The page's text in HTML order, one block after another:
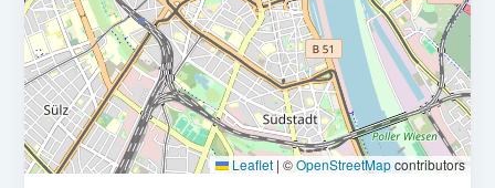
Möglichkeit ein dynamisches, wachsendes und
zukunftsorientiertes Unternehmen mitzugestalten
Ein attraktives Gehalt und die Partizipation am
Unternehmenserfolg ab dem 1. Tag.
Leaflet | ©OpenStreetMapcontributors